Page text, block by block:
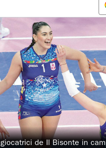
de Il Bisonte in